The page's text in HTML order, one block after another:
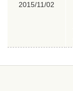
2015/11/02